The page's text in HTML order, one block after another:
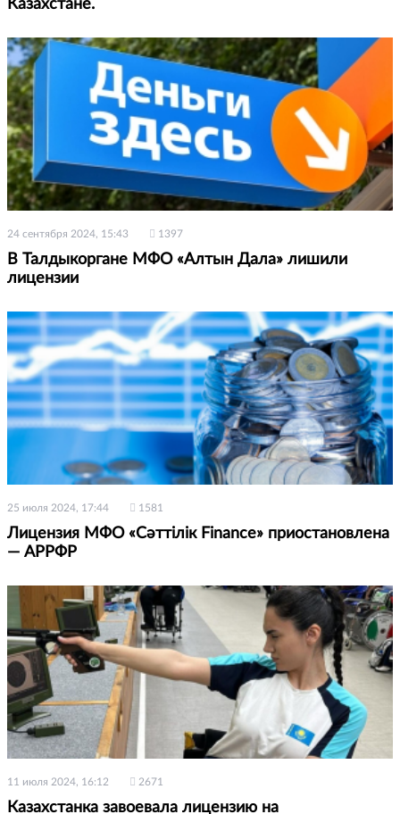
Казахстане.
24 сентября 2024, 15:43 1397
В Талдыкоргане МФО «Алтын Дала» лишили
лицензии
25 июля 2024, 17:44 1581
Лицензия МФО «Сәттілік Finance» приостановлена
— АРРФР
11 июля 2024, 16:12 2671
Казахстанка завоевала лицензию на